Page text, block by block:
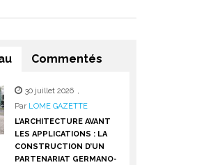
Commentés
30 juillet 2026 ,
Par LOME GAZETTE
L’ARCHITECTURE AVANT
LES APPLICATIONS : LA
CONSTRUCTION D’UN
PARTENARIAT GERMANO-